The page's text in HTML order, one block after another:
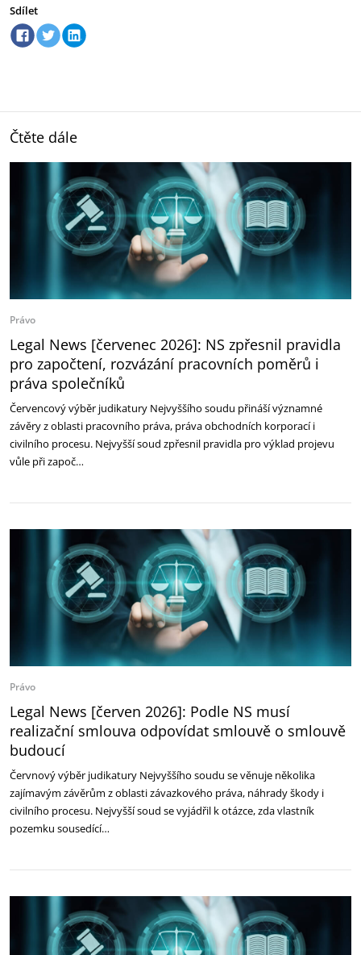
Sdílet
Čtěte dále
Právo
Legal News [červenec 2026]: NS zpřesnil pravidla
pro započtení, rozvázání pracovních poměrů i
práva společníků
Červencový výběr judikatury Nejvyššího soudu přináší významné
závěry z oblasti pracovního práva, práva obchodních korporací i
civilního procesu. Nejvyšší soud zpřesnil pravidla pro výklad projevu
vůle při započ…
Právo
Legal News [červen 2026]: Podle NS musí
realizační smlouva odpovídat smlouvě o smlouvě
budoucí
Červnový výběr judikatury Nejvyššího soudu se věnuje několika
zajímavým závěrům z oblasti závazkového práva, náhrady škody i
civilního procesu. Nejvyšší soud se vyjádřil k otázce, zda vlastník
pozemku sousedící…